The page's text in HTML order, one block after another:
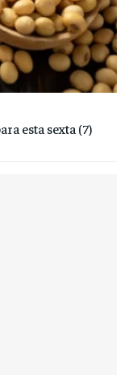
esta sexta (7)